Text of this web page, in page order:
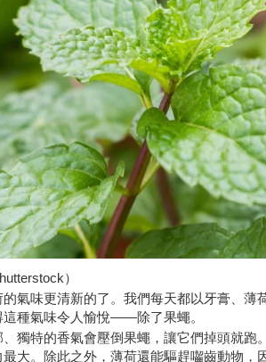
）
氣味更清新的了。我們每天都以牙膏、薄
這種氣味令人愉悅——除了果蠅。
獨特的香氣會壓倒果蠅，讓它們掉頭就跑
大。除此之外，薄荷還能驅趕囓齒動物，